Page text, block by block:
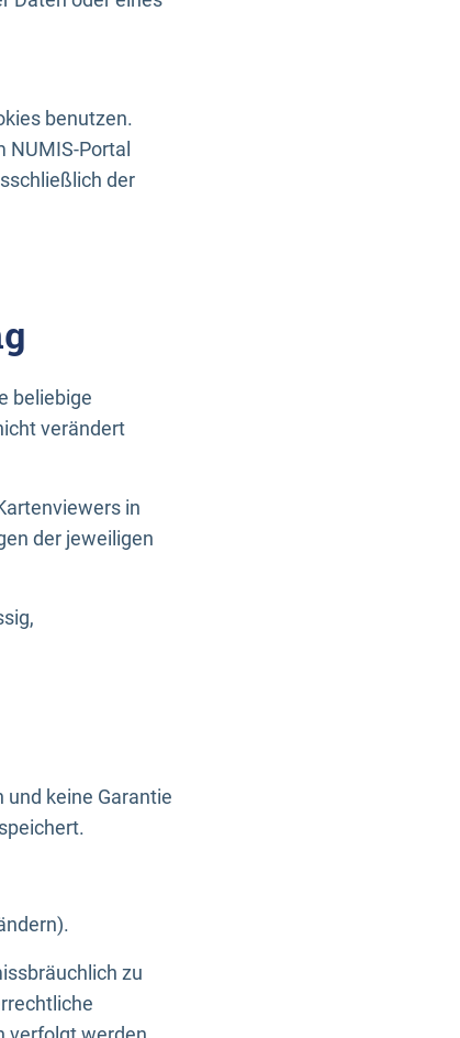
benutzen.
NUMIS-Portal
der
beliebige
verändert
in
der jeweiligen
keine Garantie
zu